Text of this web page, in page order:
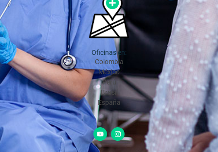
Oficinas en:
Colombia
México
Perú
Brasil
España